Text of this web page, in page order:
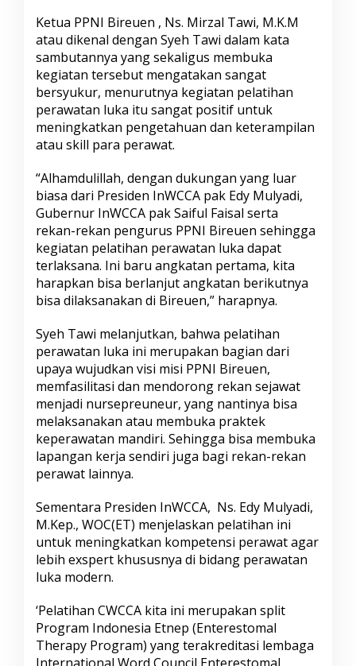
n
Ketua PPNI Bireuen , Ns. Mirzal Tawi, M.K.M
atau dikenal dengan Syeh Tawi dalam kata
sambutannya yang sekaligus membuka
kegiatan tersebut mengatakan sangat
bersyukur, menurutnya kegiatan pelatihan
perawatan luka itu sangat positif untuk
meningkatkan pengetahuan dan keterampilan
atau skill para perawat.
“Alhamdulillah, dengan dukungan yang luar
biasa dari Presiden InWCCA pak Edy Mulyadi,
Gubernur InWCCA pak Saiful Faisal serta
rekan-rekan pengurus PPNI Bireuen sehingga
kegiatan pelatihan perawatan luka dapat
terlaksana. Ini baru angkatan pertama, kita
harapkan bisa berlanjut angkatan berikutnya
bisa dilaksanakan di Bireuen,” harapnya.
Syeh Tawi melanjutkan, bahwa pelatihan
perawatan luka ini merupakan bagian dari
upaya wujudkan visi misi PPNI Bireuen,
memfasilitasi dan mendorong rekan sejawat
menjadi nursepreuneur, yang nantinya bisa
melaksanakan atau membuka praktek
keperawatan mandiri. Sehingga bisa membuka
lapangan kerja sendiri juga bagi rekan-rekan
perawat lainnya.
Sementara Presiden InWCCA, Ns. Edy Mulyadi,
M.Kep., WOC(ET) menjelaskan pelatihan ini
untuk meningkatkan kompetensi perawat agar
lebih exspert khususnya di bidang perawatan
luka modern.
‘Pelatihan CWCCA kita ini merupakan split
Program Indonesia Etnep (Enterestomal
Therapy Program) yang terakreditasi lembaga